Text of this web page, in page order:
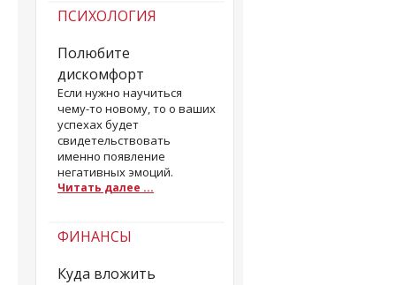
ПСИХОЛОГИЯ
Полюбите
дискомфорт
Если нужно научиться
чему-то новому, то о ваших
успехах будет
свидетельствовать
именно появление
негативных эмоций.
Читать далее ...
ФИНАНСЫ
Куда вложить